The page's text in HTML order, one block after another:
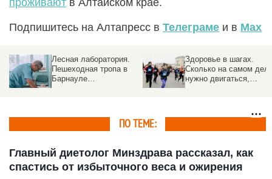
проживают в Алтайском крае.
Подпишитесь на Алтапресс в Телеграме и в Max
Лесная лаборатория.
Пешеходная тропа в
Барнауле
Здоровье в шагах.
Сколько на самом
нужно двигаться,
ПО ТЕМЕ:
Главный диетолог Минздрава рассказал, как
спастись от избыточного веса и ожирения